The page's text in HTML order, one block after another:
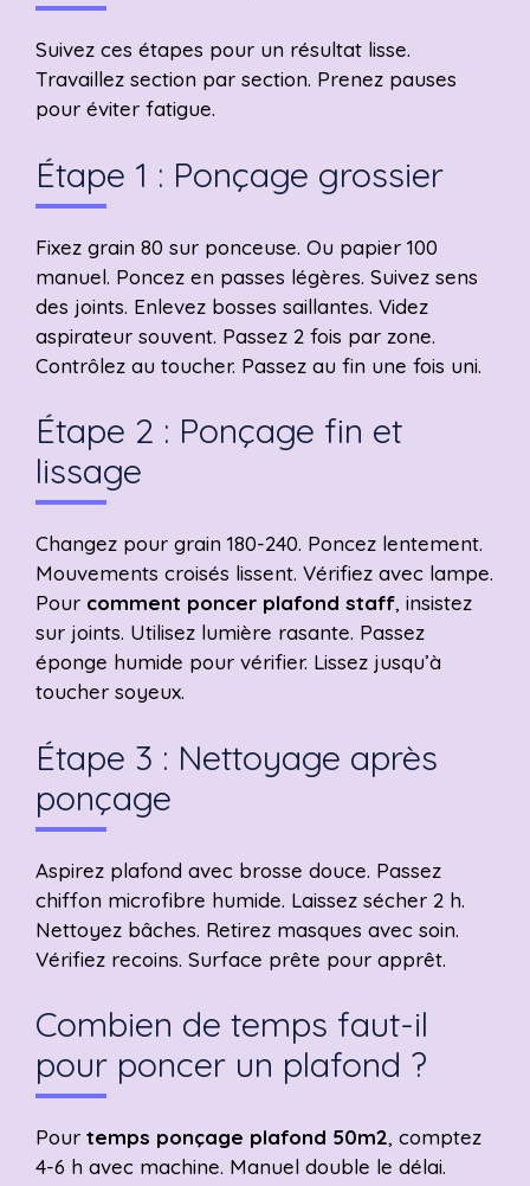
Suivez ces étapes pour un résultat lisse.
Travaillez section par section. Prenez pauses
pour éviter fatigue.
Étape 1 : Ponçage grossier
Fixez grain 80 sur ponceuse. Ou papier 100
manuel. Poncez en passes légères. Suivez sens
des joints. Enlevez bosses saillantes. Videz
aspirateur souvent. Passez 2 fois par zone.
Contrôlez au toucher. Passez au fin une fois uni.
Étape 2 : Ponçage fin et
lissage
Changez pour grain 180-240. Poncez lentement.
Mouvements croisés lissent. Vérifiez avec lampe.
Pour comment poncer plafond staff, insistez
sur joints. Utilisez lumière rasante. Passez
éponge humide pour vérifier. Lissez jusqu’à
toucher soyeux.
Étape 3 : Nettoyage après
ponçage
Aspirez plafond avec brosse douce. Passez
chiffon microfibre humide. Laissez sécher 2 h.
Nettoyez bâches. Retirez masques avec soin.
Vérifiez recoins. Surface prête pour apprêt.
Combien de temps faut-il
pour poncer un plafond ?
Pour temps ponçage plafond 50m2, comptez
4-6 h avec machine. Manuel double le délai.